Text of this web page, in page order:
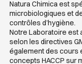
Natura Chimica est
microbiologiques et
contrôles d’hygiène.
Notre Laboratoire est
selon les directives
également des cours
concepts HACCP sur